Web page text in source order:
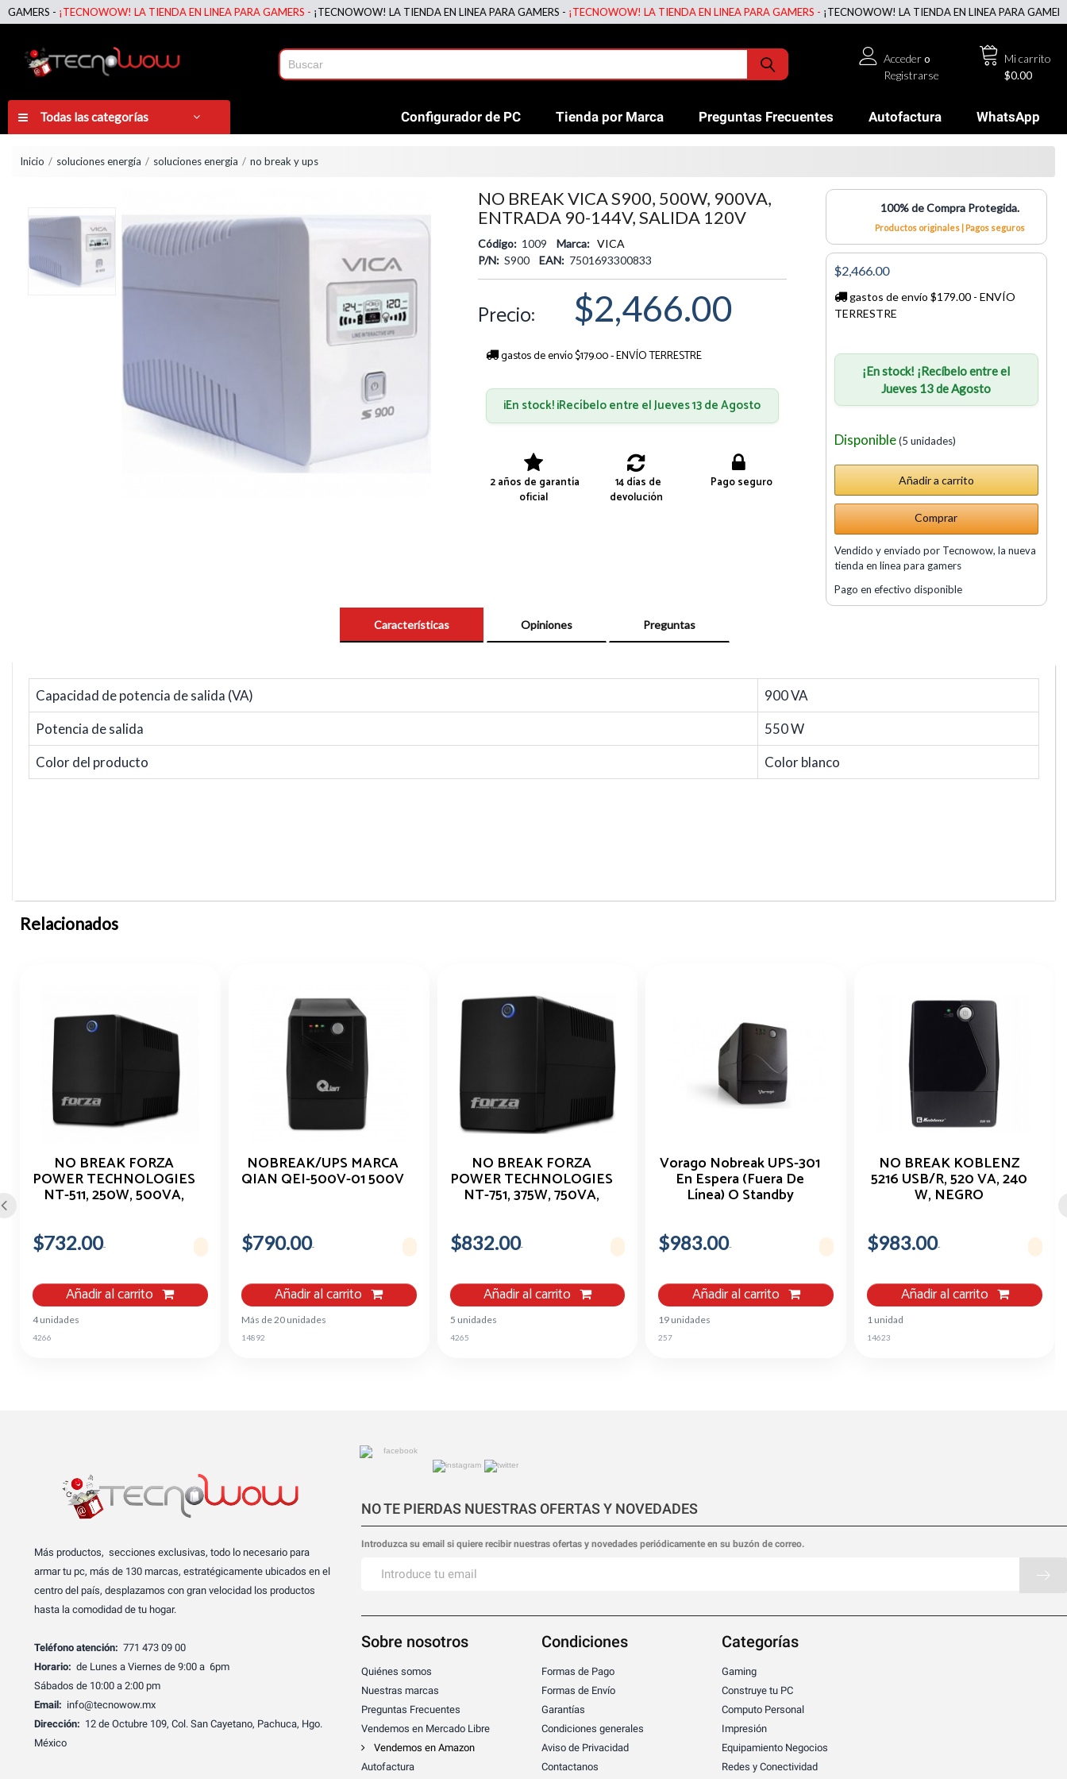
-¡TECNOWOW! LA TIENDA EN LINEA PARA GAMERS -¡TECNOWOW! LA TIENDA EN LINEA PARA GAMERS -¡TECNOWOW! LA TIENDA EN LINEA PARA GAMERS -¡TECNOWOW! LA TIENDA EN LINEA PARA GAMERS -
Mi carrito
$0.00
Accedero
Registrarse
Todas las categorías Configurador de PC Tienda por Marca Preguntas Frecuentes Autofactura WhatsApp
Inicio soluciones energía soluciones energia no break y ups
NO BREAK VICA S900, 500W, 900VA,
ENTRADA 90-144V, SALIDA 120V
Código: 1009 Marca: VICA
P/N: S900 EAN: 7501693300833
Precio: $2,466.00
gastos de envío $179.00 - ENVÍO TERRESTRE
¡En stock! ¡Recíbelo entre el Jueves 13 de Agosto
2 años de garantía
oficial
14 días de
devolución
Pago seguro
100% de Compra Protegida.
Productos originales | Pagos seguros
$2,466.00
gastos de envío $179.00 - ENVÍO
TERRESTRE
¡En stock! ¡Recíbelo entre el
Jueves 13 de Agosto
Disponible(5 unidades)
Comprar
Vendido y enviado por Tecnowow, la nueva
tienda en linea para gamers
Pago en efectivo disponible
Características Opiniones Preguntas
Capacidad de potencia de salida (VA)
900 VA
Potencia de salida
550 W
Color del producto
Color blanco
Relacionados
NO BREAK FORZA
POWER TECHNOLOGIES
NT-511, 250W, 500VA,
$732.00
Añadir al carrito
4 unidades
4266
NOBREAK/UPS MARCA
QIAN QEI-500V-01 500V
$790.00
Añadir al carrito
Más de 20 unidades
14892
NO BREAK FORZA
POWER TECHNOLOGIES
NT-751, 375W, 750VA,
$832.00
Añadir al carrito
5 unidades
4265
Vorago Nobreak UPS-301
En Espera (Fuera De
Línea) O Standby
$983.00
Añadir al carrito
19 unidades
257
NO BREAK KOBLENZ
5216 USB/R, 520 VA, 240
W, NEGRO
$983.00
Añadir al carrito
1 unidad
14623
Más productos, secciones exclusivas, todo lo necesario para
armar tu pc, más de 130 marcas, estratégicamente ubicados en el
centro del país, desplazamos con gran velocidad los productos
hasta la comodidad de tu hogar.
Teléfono atención: 771 473 09 00
Horario: de Lunes a Viernes de 9:00 a 6pm
Sábados de 10:00 a 2:00 pm
Email: info@tecnowow.mx
Dirección: 12 de Octubre 109, Col. San Cayetano, Pachuca, Hgo.
México
NO TE PIERDAS NUESTRAS OFERTAS Y NOVEDADES
Introduzca su email si quiere recibir nuestras ofertas y novedades periódicamente en su buzón de correo.
Sobre nosotros
Quiénes somos
Nuestras marcas
Preguntas Frecuentes
Vendemos en Mercado Libre
Vendemos en Amazon
Autofactura
Condiciones
Formas de Pago
Formas de Envío
Garantías
Condiciones generales
Aviso de Privacidad
Contactanos
Categorías
Gaming
Construye tu PC
Computo Personal
Impresión
Equipamiento Negocios
Redes y Conectividad